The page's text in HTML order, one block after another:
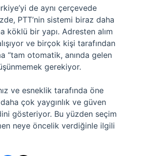
de aynı çerçevede
PTT’nin sistemi biraz daha
köklü bir yapı. Adresten alım
ve birçok kişi tarafından
“tam otomatik, anında gelen
gerekiyor.
ve esneklik tarafında öne
çok yaygınlık ve güven
gösteriyor. Bu yüzden seçim
neye öncelik verdiğinle ilgili